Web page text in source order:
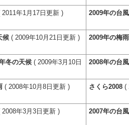
2011年1月17日更新 ) 2009年の台風
候 ( 2009年10月21日更新 ) 2009年の梅雨
冬の天候 ( 2009年3月10日
2008年の台風
( 2008年10月8日更新 ) さくら2008 (
2008年3月3日更新 ) 2007年の台風